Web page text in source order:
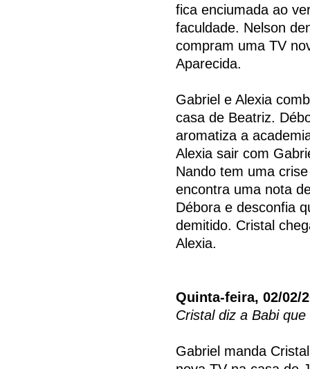
fica enciumada ao
faculdade. Nelson
compram uma TV
Aparecida.
Gabriel e Alexia
casa de Beatriz.
aromatiza a
Alexia sair com
Nando tem uma
encontra uma nota
Débora e desconfia
demitido. Cristal
Alexia.
Quinta-feira, 02/02/
Cristal diz a Babi
Gabriel manda